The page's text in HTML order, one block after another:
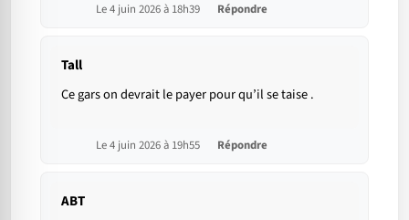
Le 4 juin 2026 à 18h39 Répondre
Tall
Ce gars on devrait le payer pour qu’il se taise .
Le 4 juin 2026 à 19h55 Répondre
ABT